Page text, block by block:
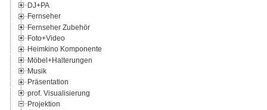
DJ+PA
Fernseher
Fernseher Zubehör
Foto+Video
Heimkino Komponente
Möbel+Halterungen
Musik
Präsentation
prof. Visualisierung
Projektion